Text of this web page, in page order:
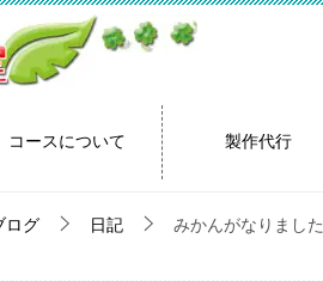
コースについて 製作代行
ログ 日記 みかんがなりました